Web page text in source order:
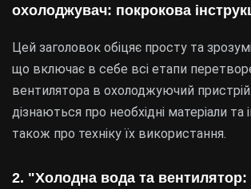
охолоджувач: покрокова
Цей заголовок обіцяє просту та
що включає в себе всі етапи
вентилятора в охолоджуючий
дізнаються про необхідні матеріали та
також про техніку їх використання.
2. "Холодна вода та вентилятор: